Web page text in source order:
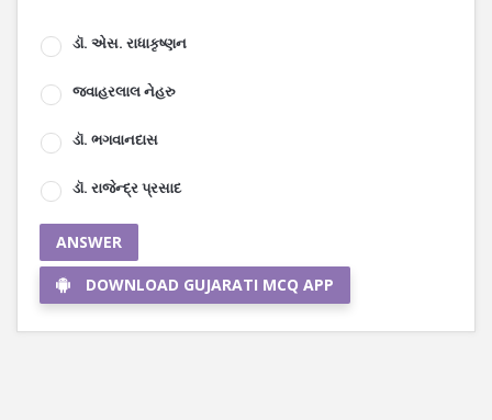
ડૉ. એસ. રાધાકૃષ્ણન
જવાહરલાલ નેહરુ
ડૉ. ભગવાનદાસ
ડૉ. રાજેન્દ્ર પ્રસાદ
ANSWER
DOWNLOAD GUJARATI MCQ APP